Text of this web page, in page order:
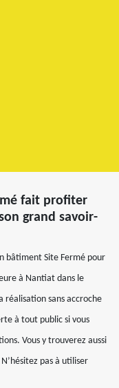
fait profiter
grand savoir-
bâtiment Site Fermé pour
à Nantiat dans le
réalisation sans accroche
à tout public si vous
Vous y trouverez aussi
pas à utiliser